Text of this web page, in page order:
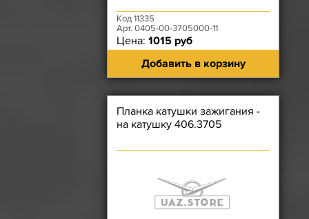
Код 11335
Арт. 0405-00-3705000-11
Цена: 1015 руб
Добавить в корзину
Планка катушки зажигания -
на катушку 406.3705